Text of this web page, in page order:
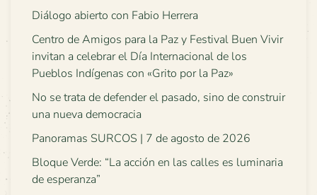
Diálogo abierto con Fabio Herrera
Centro de Amigos para la Paz y Festival Buen Vivir
invitan a celebrar el Día Internacional de los
Pueblos Indígenas con «Grito por la Paz»
No se trata de defender el pasado, sino de construir
una nueva democracia
Panoramas SURCOS | 7 de agosto de 2026
Bloque Verde: “La acción en las calles es luminaria
de esperanza”